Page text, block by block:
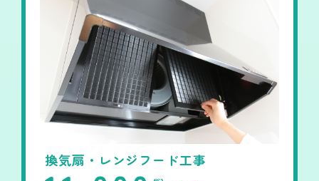
換気扇・レンジフード工事